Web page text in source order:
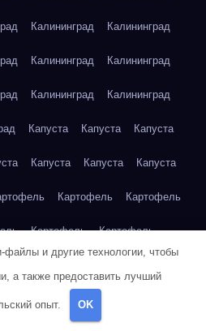
Калининград Калининград
Калининград Калининград
Калининград Калининград
Капуста Капуста Капуста
Капуста Капуста Капуста
Картофель Картофель
Картофель Картофель
Кейптаун Кейптаун
файлы и другие технологии, чтобы
а также предоставить лучший
опыт. OK